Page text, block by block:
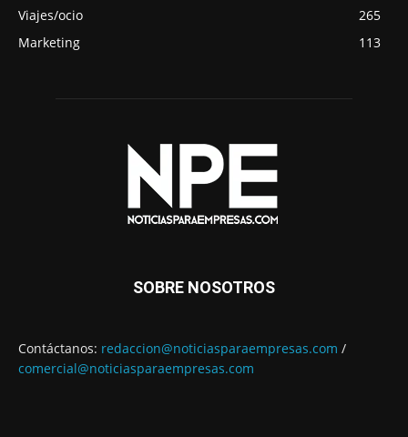
Viajes/ocio
265
Marketing
113
SOBRE NOSOTROS
Contáctanos: redaccion@noticiasparaempresas.com /
comercial@noticiasparaempresas.com